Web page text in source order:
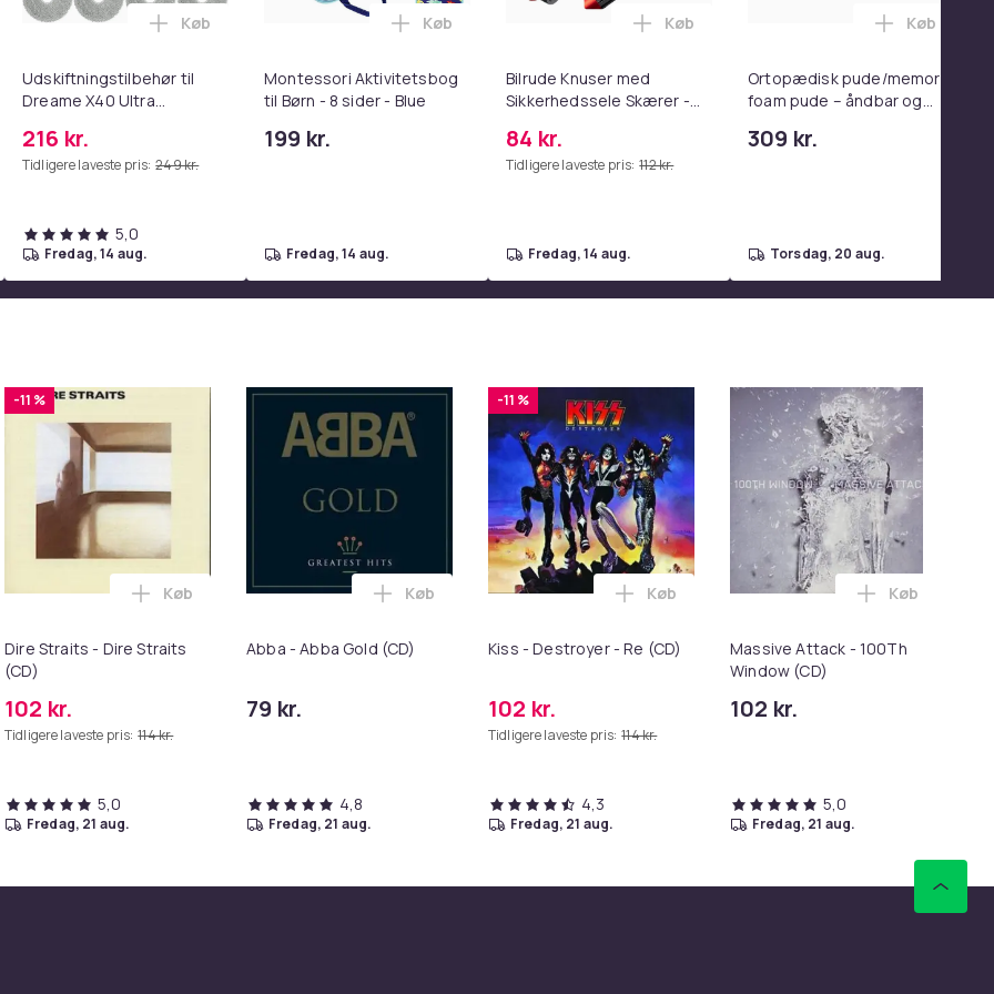
- Mave- og coretræning, yoga og hjemmetræningscenter Pink i kurven
Beauty Vanity Namira - make up spejl med belysning - hollywood spejl - schminke spejl med lys - hvid - dæmpbar med tre
Udskiftningstilbehør til
Dreame X40 Ultra
216 kr.
Tidligere laveste pris: 249 kr.
Læg Udskiftningstilbehør til Dreame X40 Ultra Complete i kurven
Køb
5,0
fredag, 14 aug.
Montessori Aktivitetsbog
til Børn - 8 sider - Blue
199 kr.
Læg Montessori Aktivitetsbog til Børn - 8 sider - Blue i kurven
Køb
fredag, 14 aug.
Bilrude Knuser med
Sikkerhedssele Skærer -
Kompatibel med Alle
Bilmodeller Red
84 kr.
Tidligere laveste pris: 112 kr.
Læg Bilrude Knuser med
Køb
fredag, 14 aug.
Ortopædisk pude/memory
foam pude – åndbar og
309 kr.
Læg
Køb
torsdag, 20 aug.
Roses - Use Your Illusion I (CD) i kurven
-11 %
Dire Straits - Dire Straits
(CD)
102 kr.
Tidligere laveste pris: 114 kr.
Læg Dire Straits - Dire Straits (CD) i kurven
Køb
5,0
fredag, 21 aug.
Abba - Abba Gold (CD)
79 kr.
Læg Abba - Abba Gold (CD) i kurven
Køb
4,8
fredag, 21 aug.
-11 %
Kiss - Destroyer - Re (CD)
102 kr.
Tidligere laveste pris: 114 kr.
Læg Kiss - Destroyer - Re (CD) i kurven
Køb
4,3
fredag, 21 aug.
Massive Attack - 100Th
Window (CD)
102 kr.
Læg
Køb
5,0
fredag, 21 aug.